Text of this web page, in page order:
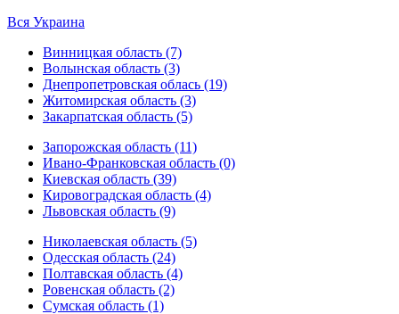
Вся Украина
Винницкая область (7)
Волынская область (3)
Днепропетровская облась (19)
Житомирская область (3)
Закарпатская область (5)
Запорожская область (11)
Ивано-Франковская область (0)
Киевская область (39)
Кировоградская область (4)
Львовская область (9)
Николаевская область (5)
Одесская область (24)
Полтавская область (4)
Ровенская область (2)
Сумская область (1)